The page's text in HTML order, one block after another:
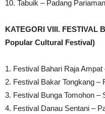
10. Tabuik – Padang
KATEGORI VIII. FESTIVAL
Popular Cultural Festival)
1. Festival Bahari Raja Ampat
2. Festival Bakar Tongkang –
3. Festival Bunga Tomohon –
4. Festival Danau Sentani –